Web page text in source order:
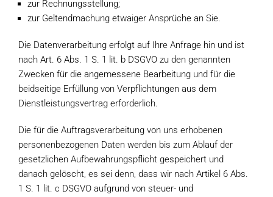
zur Rechnungsstellung;
zur Geltendmachung etwaiger Ansprüche an Sie.
Die Datenverarbeitung erfolgt auf Ihre Anfrage hin und ist
nach Art. 6 Abs. 1 S. 1 lit. b DSGVO zu den genannten
Zwecken für die angemessene Bearbeitung und für die
beidseitige Erfüllung von Verpflichtungen aus dem
Dienstleistungsvertrag erforderlich.
Die für die Auftragsverarbeitung von uns erhobenen
personenbezogenen Daten werden bis zum Ablauf der
gesetzlichen Aufbewahrungspflicht gespeichert und
danach gelöscht, es sei denn, dass wir nach Artikel 6 Abs.
1 S. 1 lit. c DSGVO aufgrund von steuer- und